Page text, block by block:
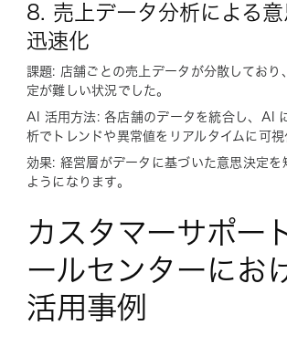
8. 売上データ分析による
迅速化
課題: 店舗ごとの売上データが分散しており
定が難しい状況でした。
AI 活用方法: 各店舗のデータを統合し、AI
析でトレンドや異常値をリアルタイムに可視
効果: 経営層がデータに基づいた意思決定を
ようになります。
カスタマーサポー
ールセンターにお
活用事例